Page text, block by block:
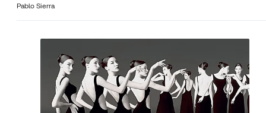
Pablo Sierra